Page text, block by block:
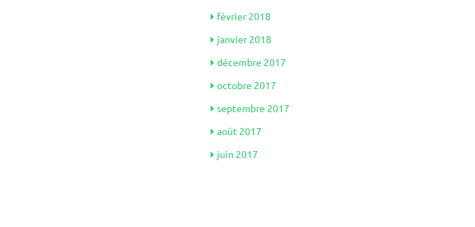
février 2018
janvier 2018
décembre 2017
octobre 2017
septembre 2017
août 2017
juin 2017